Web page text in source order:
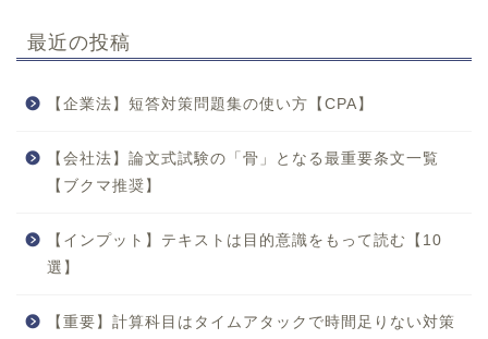
最近の投稿
【企業法】短答対策問題集の使い方【CPA】
【会社法】論文式試験の「骨」となる最重要条文一覧
【ブクマ推奨】
【インプット】テキストは目的意識をもって読む【10
選】
【重要】計算科目はタイムアタックで時間足りない対策